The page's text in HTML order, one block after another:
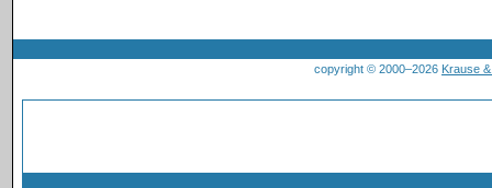
copyright © 2000–2026 Krause